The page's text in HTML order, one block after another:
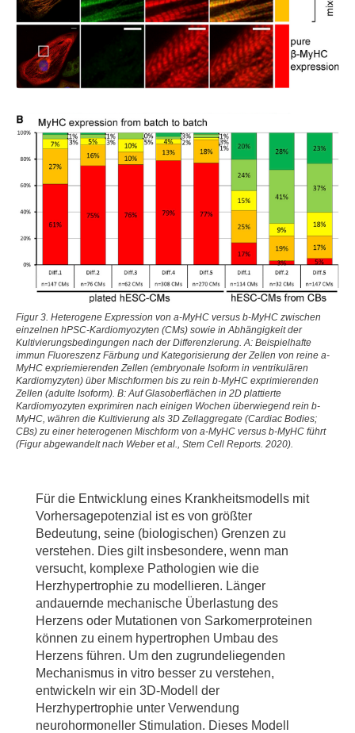
heart and foregut development. Nat Biotechnol. 2021
Feb 8. doi: 10.1038/s41587-021-00815-9. Epub
ahead of print. PMID: 33558697.
Müller D, Hagenah D, Biswanath S, Coffee M,
Kampmann A, Zweigerdt R, Heisterkamp A, Kalies
the endogenous regeneration of single Z-discs
including physiological consequences for
cardiomyocytes. Sci Rep. 2019 Mar 6;9(1):3625. doi:
Gaspari E, Franke A, Robles-Diaz D, Zweigerdt R,
Roeder I, Zerjatke T, Kempf H. Paracrine mechanisms
in early differentiation of human pluripotent stem cells:
Insights from a mathematical model. Stem Cell Res.
2018 Oct;32:1-7. doi: 10.1016/j.scr.2018.07.025. Epub
2018 Aug 18. PMID: 30145492.
Koch L, Deiwick A, Franke A, Schwanke K, Haverich
A, Zweigerdt R, Chichkov B.Laser bioprinting of
human induced pluripotent stem cells-the effect of
printing and biomaterials on cell survival,
pluripotency, and differentiation. Biofabrication. 2018
Apr 25;10(3):035005. doi: 10.1088/1758-5090/aab981
Kempf H, Olmer R, Haase A, Franke A, Bolesani E,
Schwanke K, Robles-Diaz D, Coffee M, Göhring G,
Bulk cell density and Wnt/TGFbeta signalling regulate
mesendodermal patterning of human pluripotent stem
cells. Nat Commun. 2016 Dec 9;7:13602. doi:
10.1038/ncomms13602. PMID: 27934856; PMCID:
PMC5155150.
Figur 3. Heterogene Expression von a-MyHC versus b-MyHC zwischen
einzelnen hPSC-Kardiomyozyten (CMs) sowie in Abhängigkeit der
Kultivierungsbedingungen nach der Differenzierung. A: Beispielhafte
immun Fluoreszenz Färbung und Kategorisierung der Zellen von reine a-
MyHC expriemierenden Zellen (embryonale Isoform in ventrikulären
Kardiomyzyten) über Mischformen bis zu rein b-MyHC exprimierenden
Zellen (adulte Isoform). B: Auf Glasoberflächen in 2D plattierte
Kardiomyozyten exprimiren nach einigen Wochen überwiegend rein b-
MyHC, währen die Kultivierung als 3D Zellaggregate (Cardiac Bodies;
CBs) zu einer heterogenen Mischform von a-MyHC versus b-MyHC führt
(Figur abgewandelt nach Weber et al., Stem Cell Reports. 2020).
Für die Entwicklung eines Krankheitsmodells mit
Vorhersagepotenzial ist es von größter
Bedeutung, seine (biologischen) Grenzen zu
verstehen. Dies gilt insbesondere, wenn man
versucht, komplexe Pathologien wie die
Herzhypertrophie zu modellieren. Länger
andauernde mechanische Überlastung des
Herzens oder Mutationen von Sarkomerproteinen
können zu einem hypertrophen Umbau des
Herzens führen. Um den zugrundeliegenden
Mechanismus in vitro besser zu verstehen,
entwickeln wir ein 3D-Modell der
Herzhypertrophie unter Verwendung
neurohormoneller Stimulation. Dieses Modell